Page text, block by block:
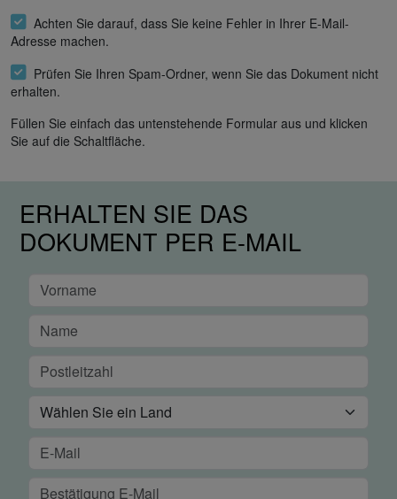
Achten Sie darauf, dass Sie keine Fehler in Ihrer E-Mail-
Adresse machen.
Prüfen Sie Ihren Spam-Ordner, wenn Sie das Dokument nicht
erhalten.
Füllen Sie einfach das untenstehende Formular aus und klicken
Sie auf die Schaltfläche.
ERHALTEN SIE DAS
DOKUMENT PER E-MAIL